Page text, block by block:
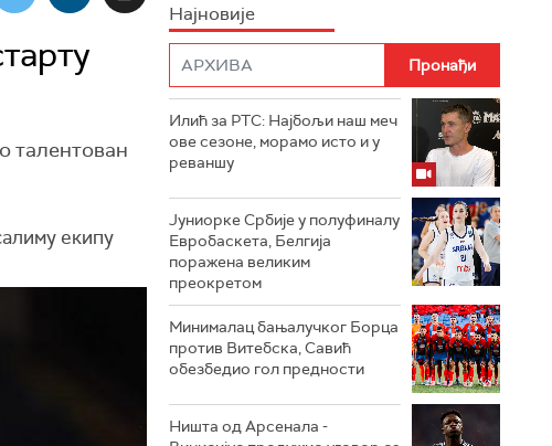
талентован
екипу
Најновије
Илић за РТС: Најбољи наш меч
ове сезоне, морамо исто и у
реваншу
Јуниорке Србије у полуфиналу
Евробаскета, Белгија
поражена великим
преокретом
Минималац бањалучког Борца
против Витебска, Савић
обезбедио гол предности
Ништа од Арсенала -